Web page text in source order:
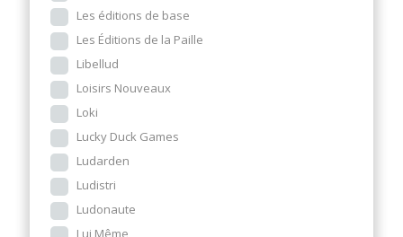
Les éditions de base
Les Éditions de la Paille
Libellud
Loisirs Nouveaux
Loki
Lucky Duck Games
Ludarden
Ludistri
Ludonaute
Lui Même